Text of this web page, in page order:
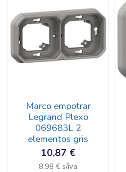
Marco empotrar
Legrand Plexo
069683L 2
elementos gris
10,87 €
8,98 € s/iva